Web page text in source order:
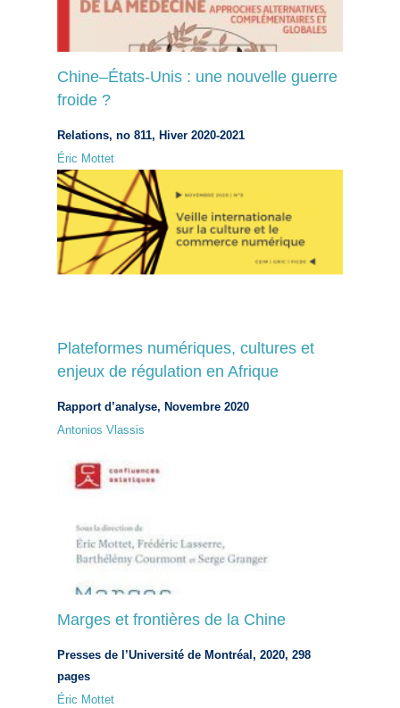
Chine–États-Unis : une nouvelle guerre
froide ?
Relations, no 811, Hiver 2020-2021
Éric Mottet
Plateformes numériques, cultures et
enjeux de régulation en Afrique
Rapport d’analyse, Novembre 2020
Antonios Vlassis
Marges et frontières de la Chine
Presses de l’Université de Montréal, 2020, 298
pages
Éric Mottet